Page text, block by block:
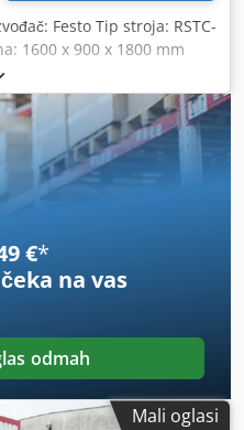
Festo Tip stroja: RSTC-
1600 x 900 x 1800 mm
6 Napon: 380 V
€*
čeka na vas
odmah
Mali oglasi